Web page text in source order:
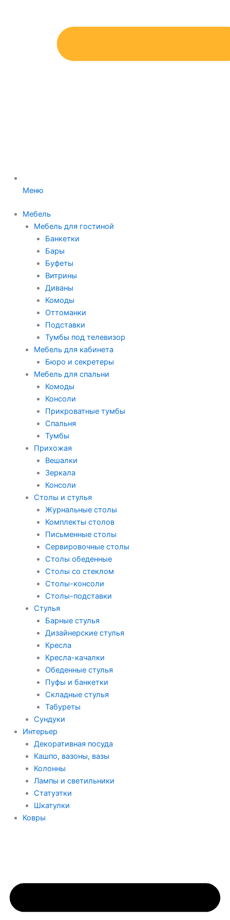
Меню
Мебель
Мебель для гостиной
Банкетки
Бары
Буфеты
Витрины
Диваны
Комоды
Оттоманки
Подставки
Тумбы под телевизор
Мебель для кабинета
Бюро и секретеры
Мебель для спальни
Комоды
Консоли
Прикроватные тумбы
Спальня
Тумбы
Прихожая
Вешалки
Зеркала
Консоли
Столы и стулья
Журнальные столы
Комплекты столов
Письменные столы
Сервировочные столы
Столы обеденные
Столы со стеклом
Столы-консоли
Столы-подставки
Стулья
Барные стулья
Дизайнерские стулья
Кресла
Кресла-качалки
Обеденные стулья
Пуфы и банкетки
Складные стулья
Табуреты
Сундуки
Интерьер
Декоративная посуда
Кашпо, вазоны, вазы
Колонны
Лампы и светильники
Статуэтки
Шкатулки
Ковры